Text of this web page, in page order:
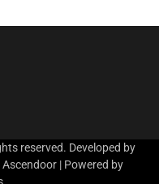
reserved. Developed by
Ascendoor| Powered by